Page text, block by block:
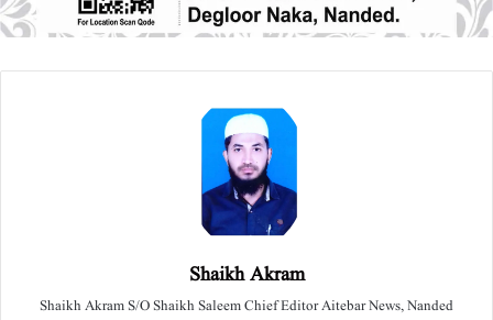
Shaikh Akram
Shaikh Akram S/O Shaikh Saleem Chief Editor Aitebar News, Nanded